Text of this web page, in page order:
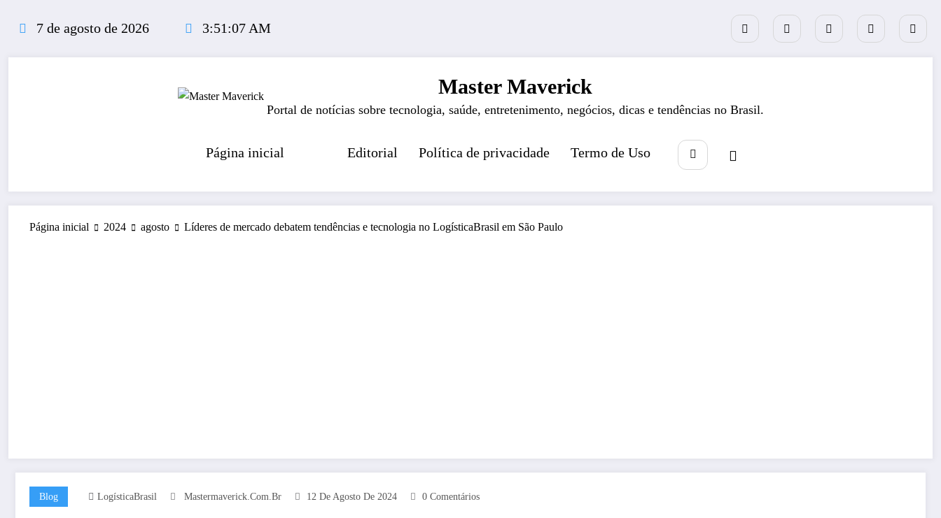
conteúdo
7 de agosto de 2026 3:51:08 AM
Master Maverick
Portal de notícias sobre tecnologia, saúde, entretenimento, negócios, dicas e tendências no Brasil.
Página inicial Editorial Política de privacidade Termo de Uso
Página inicial 2024 agosto Líderes de mercado debatem tendências e tecnologia no LogísticaBrasil em São Paulo
Blog LogísticaBrasil Mastermaverick.com.br 12 De Agosto De 2024 0 Comentários